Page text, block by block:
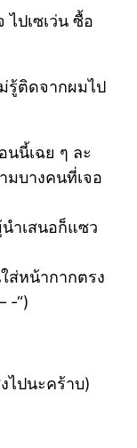
ปเซเว่น ซื้อ
รู้ติดจากผมไป
นนี้เฉย ๆ ละ
มบางคนที่เจอ
ำเสนอก็แซว
ส่หน้ากากตรง
-“)
ไปนะคร้าบ)